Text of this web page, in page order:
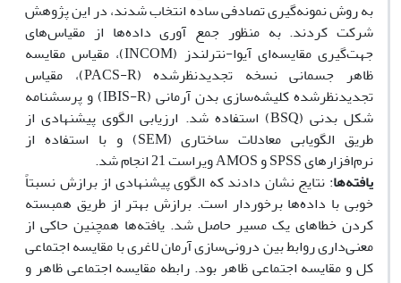
به روش نمونه‌گیری تصادفی ساده انتخاب شدند، در این پژوهش
شرکت کردند. به منظور جمع آوری داده‌ها از مقیاس‌های
جهت‌گیری مقایسه‌ای آیوا-نترلندز (INCOM)، مقیاس مقایسه
ظاهر جسمانی نسخه تجدیدنظرشده (PACS-R)، مقیاس
تجدیدنظرشده کلیشه‌سازی بدن آرمانی (IBIS-R) و پرسشنامه
شکل بدنی (BSQ) استفاده شد. ارزیابی الگوی پیشنهادی از
طریق الگویابی معادلات ساختاری (SEM) و با استفاده از
نرم‌افزارهای SPSS و AMOS ویراست 21 انجام شد.
یافته‌ها: نتایج نشان دادند که الگوی پیشنهادی از برازش نسبتاً
خوبی با داده‌ها برخوردار است. برازش بهتر از طریق همبسته
کردن خطاهای یک مسیر حاصل شد. یافته‌ها همچنین حاکی از
معنی‌داری روابط بین درونی‌سازی آرمان لاغری با مقایسه اجتماعی
کل و مقایسه اجتماعی ظاهر بود. رابطه مقایسه اجتماعی ظاهر و